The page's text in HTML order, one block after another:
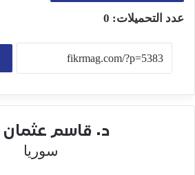
عدد التحميلات: 0
د. قاسم عثمان
سوريا